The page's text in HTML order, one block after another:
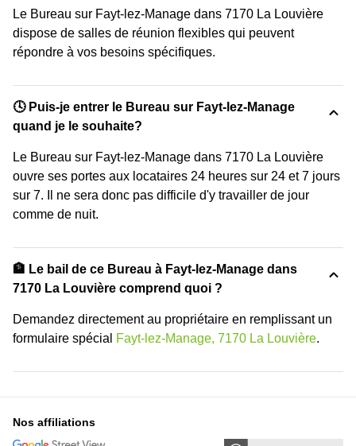
Le Bureau sur Fayt-lez-Manage dans 7170 La Louvière
dispose de salles de réunion flexibles qui peuvent
répondre à vos besoins spécifiques.
🕓 Puis-je entrer le Bureau sur Fayt-lez-Manage
quand je le souhaite?
Le Bureau sur Fayt-lez-Manage dans 7170 La Louvière
ouvre ses portes aux locataires 24 heures sur 24 et 7 jours
sur 7. Il ne sera donc pas difficile d'y travailler de jour
comme de nuit.
🏦 Le bail de ce Bureau à Fayt-lez-Manage dans
7170 La Louvière comprend quoi ?
Demandez directement au propriétaire en remplissant un
formulaire spécial
Fayt-lez-Manage, 7170 La Louvière.
Nos affiliations